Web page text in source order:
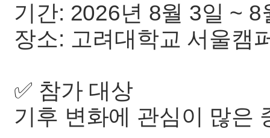
기간: 2026년 8월 3일 ~ 8
장소: 고려대학교 서울캠
✅ 참가 대상
기후 변화에 관심이 많은